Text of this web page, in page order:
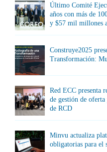
Último Comité
años con más de
y $57 mil millones
Construye2025
Transformación:
Red ECC presenta
de gestión de
de RCD
Minvu actualiza
obligatorias para el